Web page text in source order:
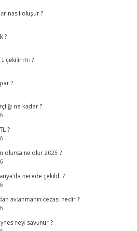
nasıl oluşur ?
?
çekilir mi ?
?
ne kadar ?
?
olursa ne olur 2025 ?
nerede çekildi ?
avlanmanın cezası nedir ?
neyi savunur ?